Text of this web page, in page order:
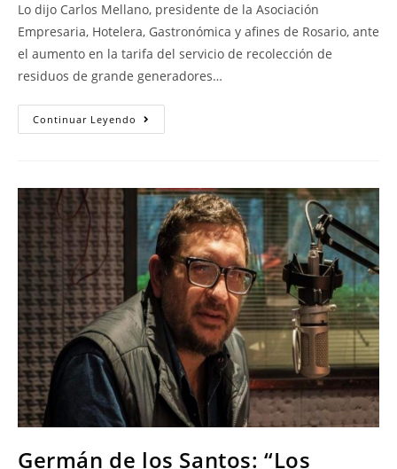
Lo dijo Carlos Mellano, presidente de la Asociación
Empresaria, Hotelera, Gastronómica y afines de Rosario, ante
el aumento en la tarifa del servicio de recolección de
residuos de grande generadores…
Continuar Leyendo
Germán de los Santos: “Los